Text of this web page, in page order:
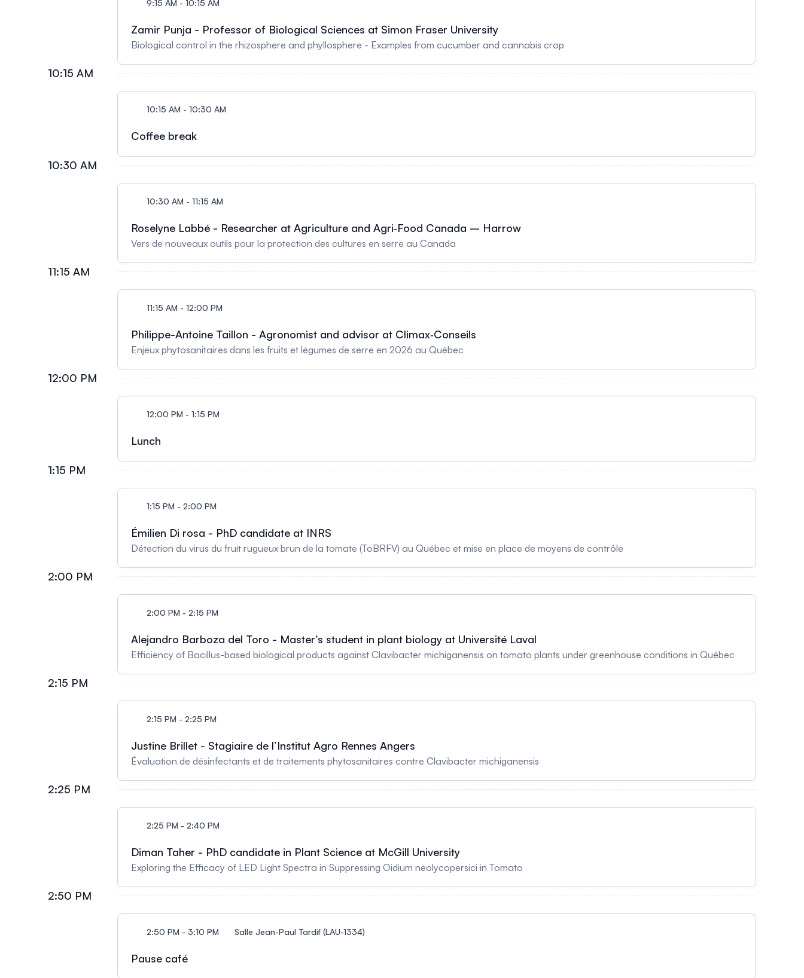
9:15 AM - 10:15 AM
Zamir Punja - Professor of Biological Sciences at Simon Fraser University
Biological control in the rhizosphere and phyllosphere - Examples from cucumber and cannabis crop
10:15 AM
10:15 AM - 10:30 AM
Coffee break
10:30 AM
10:30 AM - 11:15 AM
Roselyne Labbé - Researcher at Agriculture and Agri‑Food Canada – Harrow
Vers de nouveaux outils pour la protection des cultures en serre au Canada
11:15 AM
11:15 AM - 12:00 PM
Philippe-Antoine Taillon - Agronomist and advisor at Climax‑Conseils
Enjeux phytosanitaires dans les fruits et légumes de serre en 2026 au Québec
12:00 PM
12:00 PM - 1:15 PM
Lunch
1:15 PM
1:15 PM - 2:00 PM
Émilien Di rosa - PhD candidate at INRS
Détection du virus du fruit rugueux brun de la tomate (ToBRFV) au Québec et mise en place de moyens de contrôle
2:00 PM
2:00 PM - 2:15 PM
Alejandro Barboza del Toro - Master’s student in plant biology at Université Laval
Efficiency of Bacillus-based biological products against Clavibacter michiganensis on tomato plants under greenhouse conditions in Québec
2:15 PM
2:15 PM - 2:25 PM
Justine Brillet - Stagiaire de l’Institut Agro Rennes Angers
Évaluation de désinfectants et de traitements phytosanitaires contre Clavibacter michiganensis
2:25 PM
2:25 PM - 2:40 PM
Diman Taher - PhD candidate in Plant Science at McGill University
Exploring the Efficacy of LED Light Spectra in Suppressing Oidium neolycopersici in Tomato
2:50 PM
2:50 PM - 3:10 PM Salle Jean-Paul Tardif (LAU-1334)
Pause café